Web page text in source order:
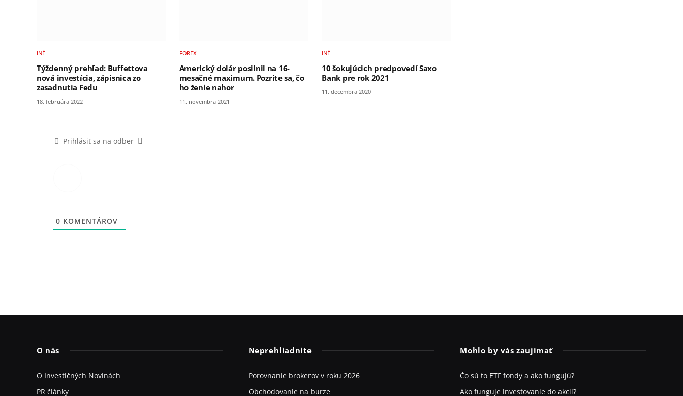
INÉ
Týždenný prehľad: Buffettova
nová investícia, zápisnica zo
zasadnutia Fedu
18. februára 2022
FOREX
Americký dolár posilnil na 16-
mesačné maximum. Pozrite sa, čo
ho ženie nahor
11. novembra 2021
INÉ
10 šokujúcich predpovedí Saxo
Bank pre rok 2021
11. decembra 2020
Prihlásiť sa na odber
0 KOMENTÁROV
O nás
O Investičných Novinách
PR články
Neprehliadnite
Porovnanie brokerov v roku 2026
Obchodovanie na burze
Mohlo by vás zaujímať
Čo sú to ETF fondy a ako fungujú?
Ako funguje investovanie do akcií?